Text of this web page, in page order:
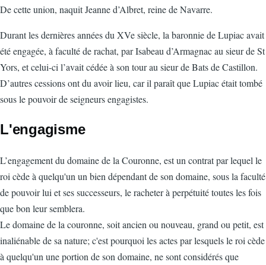
De cette union, naquit Jeanne d’Albret, reine de Navarre.
Durant les dernières années du XVe siècle, la baronnie de Lupiac avait
été engagée, à faculté de rachat, par Isabeau d’Armagnac au sieur de St
Yors, et celui-ci l’avait cédée à son tour au sieur de Bats de Castillon.
D’autres cessions ont du avoir lieu, car il paraît que Lupiac était tombé
sous le pouvoir de seigneurs engagistes.
L'engagisme
L’engagement du domaine de la Couronne, est un contrat par lequel le
roi cède à quelqu'un un bien dépendant de son domaine, sous la faculté
de pouvoir lui et ses successeurs, le racheter à perpétuité toutes les fois
que bon leur semblera.
Le domaine de la couronne, soit ancien ou nouveau, grand ou petit, est
inaliénable de sa nature; c'est pourquoi les actes par lesquels le roi cède
à quelqu'un une portion de son domaine, ne sont considérés que